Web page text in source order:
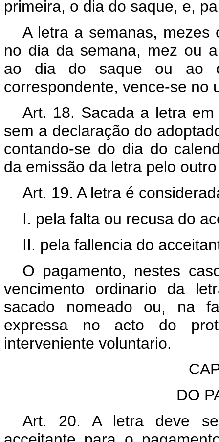
primeira, o dia do saque, e,
A letra a semanas,
no dia da semana, mez ou
ao dia do saque ou ao
correspondente, vence-se no
Art. 18. Sacada a letra
sem a declaração do
contando-se do dia do
da emissão da letra pelo
Art. 19. A letra é
I. pela falta ou recusa do
II. pela fallencia do
O pagamento, nestes
vencimento ordinario da
sacado nomeado ou, na
expressa no acto do
interveniente voluntario.
DO
Art. 20. A letra deve